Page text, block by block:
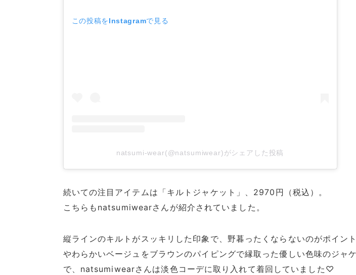
この投稿をInstagramで見る
natsumi-wear(@natsumiwear)がシェアした投稿
続いての注目アイテムは「キルトジャケット」、2970円（税込）。
こちらもnatsumiwearさんが紹介されていました。
縦ラインのキルトがスッキリした印象で、野暮ったくならないのがポイント
やわらかいベージュをブラウンのパイピングで縁取った優しい色味のジャ
で、natsumiwearさんは淡色コーデに取り入れて着回していました♡